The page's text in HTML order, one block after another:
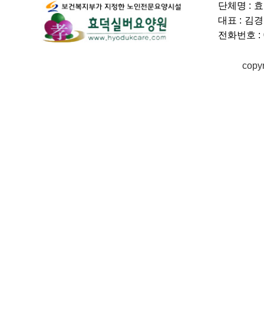
단체명 :
대표 : 김
전화번호 :